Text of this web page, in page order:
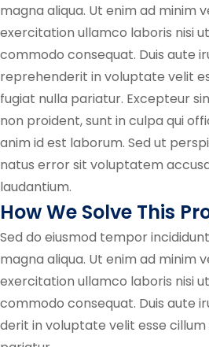
magna aliqua. Ut enim ad minim
exercitation ullamco laboris nisi
commodo consequat. Duis aute
reprehenderit in voluptate velit
fugiat nulla pariatur. Excepteur
non proident, sunt in culpa qui
anim id est laborum. Sed ut
natus error sit voluptatem
laudantium.
How We Solve This
Sed do eiusmod tempor
magna aliqua. Ut enim ad minim
exercitation ullamco laboris nisi
commodo consequat. Duis aute
derit in voluptate velit esse